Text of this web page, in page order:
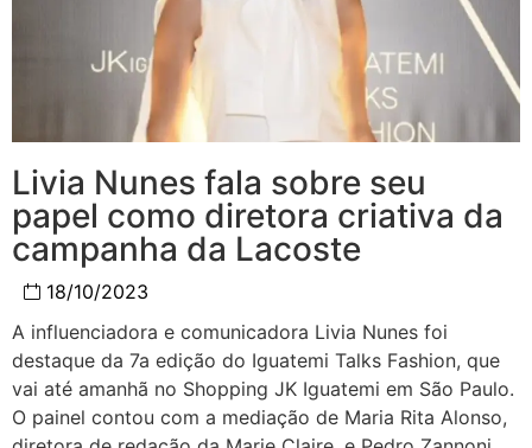
Livia Nunes fala sobre seu
papel como diretora criativa da
campanha da Lacoste
18/10/2023
A influenciadora e comunicadora Livia Nunes foi
destaque da 7a edição do Iguatemi Talks Fashion, que
vai até amanhã no Shopping JK Iguatemi em São Paulo.
O painel contou com a mediação de Maria Rita Alonso,